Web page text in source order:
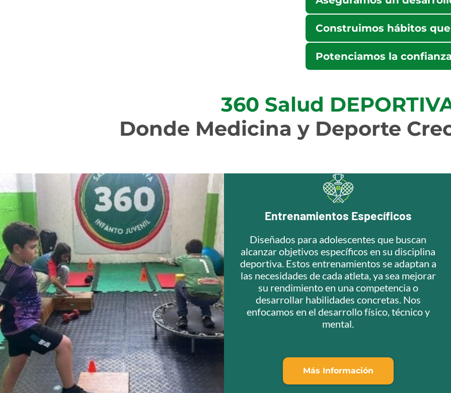
miembro del staff médico de
Más de 100 niños y adolescentes
Construimos hábitos
Método canadiense de Desarrollo
reconocido mundialmente.
Potenciamos la
Deporte - Universidad de la
360 Salud
Donde Medicina y Deporte
Entrenamientos Específicos
Diseñados para adolescentes que buscan
alcanzar objetivos específicos en su disciplina
deportiva. Estos entrenamientos se adaptan a
las necesidades de cada atleta, ya sea mejorar
su rendimiento en una competencia o
desarrollar habilidades concretas. Nos
enfocamos en el desarrollo físico, técnico y
mental.
Más Información